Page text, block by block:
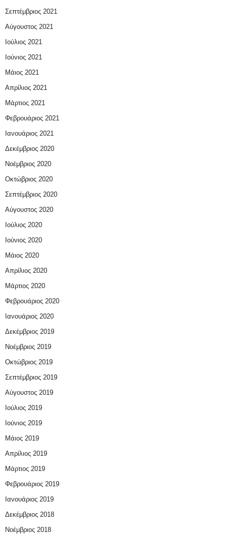
Σεπτέμβριος 2021
Αύγουστος 2021
Ιούλιος 2021
Ιούνιος 2021
Μάιος 2021
Απρίλιος 2021
Μάρτιος 2021
Φεβρουάριος 2021
Ιανουάριος 2021
Δεκέμβριος 2020
Νοέμβριος 2020
Οκτώβριος 2020
Σεπτέμβριος 2020
Αύγουστος 2020
Ιούλιος 2020
Ιούνιος 2020
Μάιος 2020
Απρίλιος 2020
Μάρτιος 2020
Φεβρουάριος 2020
Ιανουάριος 2020
Δεκέμβριος 2019
Νοέμβριος 2019
Οκτώβριος 2019
Σεπτέμβριος 2019
Αύγουστος 2019
Ιούλιος 2019
Ιούνιος 2019
Μάιος 2019
Απρίλιος 2019
Μάρτιος 2019
Φεβρουάριος 2019
Ιανουάριος 2019
Δεκέμβριος 2018
Νοέμβριος 2018